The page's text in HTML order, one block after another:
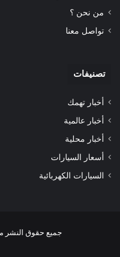
من نحن ؟
تواصل معنا
تصنيفات
أخبار تهمك
أخبار عالمية
أخبار محلية
أسعار السيارات
السيارات الكهربائية
جميع حقوق النشر